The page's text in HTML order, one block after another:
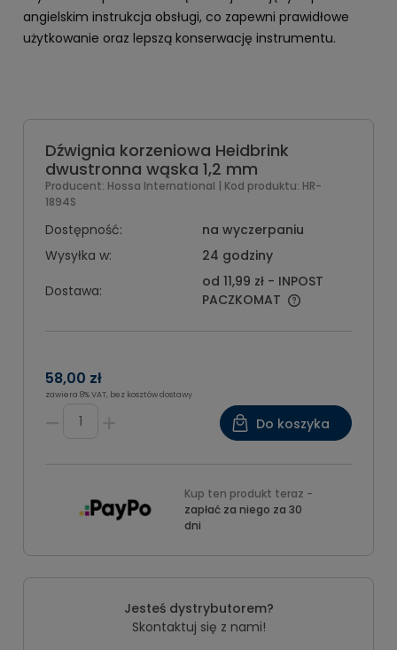
angielskim instrukcja obsługi, co zapewni prawidłowe
użytkowanie oraz lepszą konserwację instrumentu.
Dźwignia korzeniowa Heidbrink
dwustronna wąska 1,2 mm
Producent: Hossa International | Kod produktu: HR-
1894S
Dostępność:
na wyczerpaniu
Wysyłka w:
24 godziny
Dostawa:
od 11,99 zł - INPOST
PACZKOMAT
58,00 zł
zawiera 8% VAT, bez kosztów dostawy
Do koszyka
Kup ten produkt teraz -
zapłać za niego za 30
dni
Jesteś dystrybutorem?
Skontaktuj się z nami!